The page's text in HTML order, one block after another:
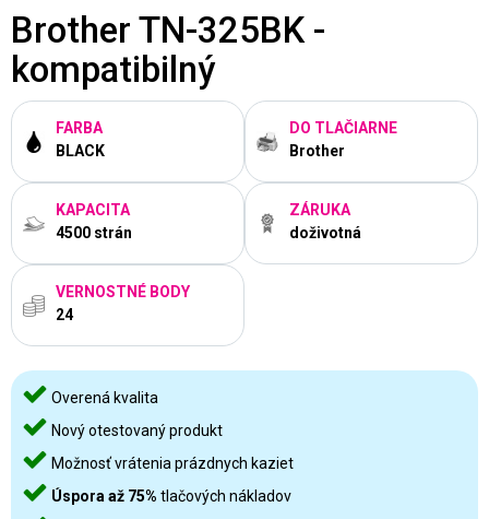
Brother TN-325BK -
kompatibilný
FARBA
BLACK
DO TLAČIARNE
Brother
KAPACITA
4500 strán
ZÁRUKA
doživotná
VERNOSTNÉ BODY
24
Overená kvalita
Nový otestovaný produkt
Možnosť vrátenia prázdnych kaziet
Úspora až 75% tlačových nákladov